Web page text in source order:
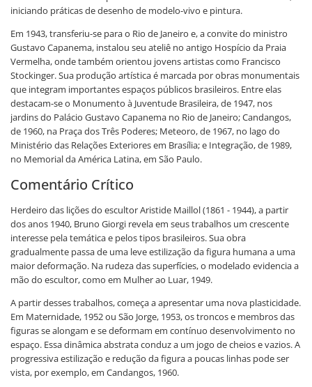
iniciando práticas de desenho de modelo-vivo e pintura.
Em 1943, transferiu-se para o Rio de Janeiro e, a convite do ministro
Gustavo Capanema, instalou seu ateliê no antigo Hospício da Praia
Vermelha, onde também orientou jovens artistas como Francisco
Stockinger. Sua produção artística é marcada por obras monumentais
que integram importantes espaços públicos brasileiros. Entre elas
destacam-se o Monumento à Juventude Brasileira, de 1947, nos
jardins do Palácio Gustavo Capanema no Rio de Janeiro; Candangos,
de 1960, na Praça dos Três Poderes; Meteoro, de 1967, no lago do
Ministério das Relações Exteriores em Brasília; e Integração, de 1989,
no Memorial da América Latina, em São Paulo.
Comentário Crítico
Herdeiro das lições do escultor Aristide Maillol (1861 - 1944), a partir
dos anos 1940, Bruno Giorgi revela em seus trabalhos um crescente
interesse pela temática e pelos tipos brasileiros. Sua obra
gradualmente passa de uma leve estilização da figura humana a uma
maior deformação. Na rudeza das superfícies, o modelado evidencia a
mão do escultor, como em Mulher ao Luar, 1949.
A partir desses trabalhos, começa a apresentar uma nova plasticidade.
Em Maternidade, 1952 ou São Jorge, 1953, os troncos e membros das
figuras se alongam e se deformam em contínuo desenvolvimento no
espaço. Essa dinâmica abstrata conduz a um jogo de cheios e vazios. A
progressiva estilização e redução da figura a poucas linhas pode ser
vista, por exemplo, em Candangos, 1960.